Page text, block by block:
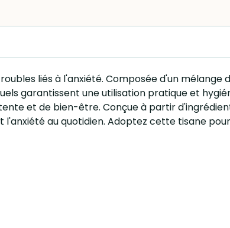
liés à l'anxiété. Composée d'un
garantissent une utilisation pratique et
et de bien-être. Conçue à partir
au quotidien. Adoptez cette tisane